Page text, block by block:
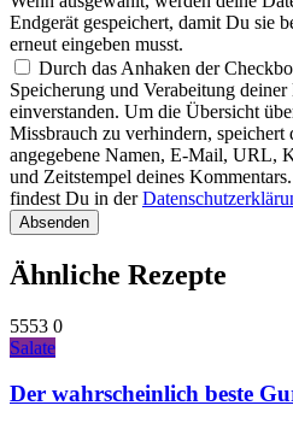
Endgerät gespeichert, damit Du sie
erneut eingeben musst.
Durch das Anhaken der
Speicherung und Verabeitung
einverstanden. Um die Übersicht
Missbrauch zu verhindern, speichert
angegebene Namen, E-Mail, URL,
und Zeitstempel deines
findest Du in der
Absenden
Ähnliche Rezepte
5553 0
Salate
Der wahrscheinlich beste